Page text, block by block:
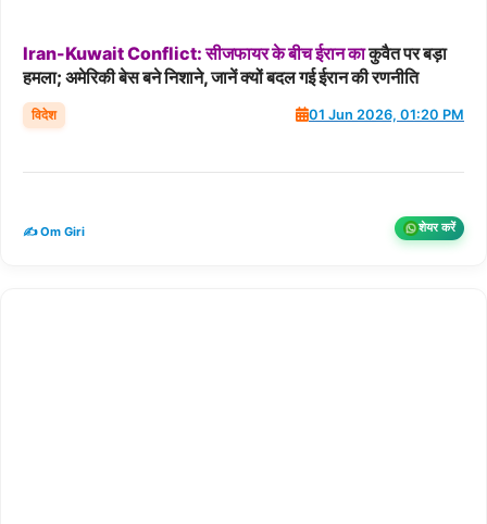
Iran-KuwaitConflict: सीजफायरकेबीचईरानकाकुवैत पर बड़ा
हमला; अमेरिकी बेस बने निशाने, जानें क्यों बदल गई ईरान की रणनीति
विदेश 01 Jun 2026, 01:20 PM
✍️ Om Giri शेयर करें